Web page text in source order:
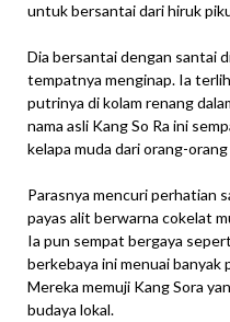
untuk bersantai dari hiruk
Dia bersantai dengan santai
tempatnya menginap. Ia
putrinya di kolam renang
nama asli Kang So Ra ini
kelapa muda dari orang-
Parasnya mencuri perhatian
payas alit berwarna cokelat
Ia pun sempat bergaya
berkebaya ini menuai
Mereka memuji Kang Sora
budaya lokal.